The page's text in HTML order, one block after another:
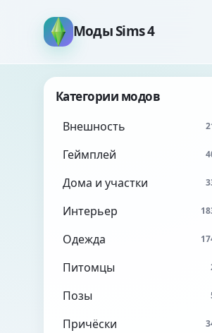
Моды Sims 4
Категории модов
Внешность
Геймплей
Дома и участки
Интерьер
Одежда
Питомцы
Позы
Причёски